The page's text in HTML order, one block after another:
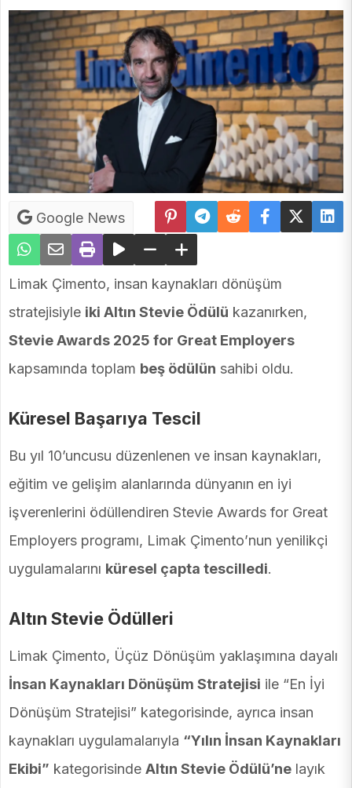
Google News
Limak Çimento, insan kaynakları dönüşüm
stratejisiyle iki Altın Stevie Ödülü kazanırken,
Stevie Awards 2025 for Great Employers
kapsamında toplam beş ödülün sahibi oldu.
Küresel Başarıya Tescil
Bu yıl 10’uncusu düzenlenen ve insan kaynakları,
eğitim ve gelişim alanlarında dünyanın en iyi
işverenlerini ödüllendiren Stevie Awards for Great
Employers programı, Limak Çimento’nun yenilikçi
uygulamalarını küresel çapta tescilledi.
Altın Stevie Ödülleri
Limak Çimento, Üçüz Dönüşüm yaklaşımına dayalı
İnsan Kaynakları Dönüşüm Stratejisi ile “En İyi
Dönüşüm Stratejisi” kategorisinde, ayrıca insan
kaynakları uygulamalarıyla “Yılın İnsan Kaynakları
Ekibi” kategorisinde Altın Stevie Ödülü’ne layık